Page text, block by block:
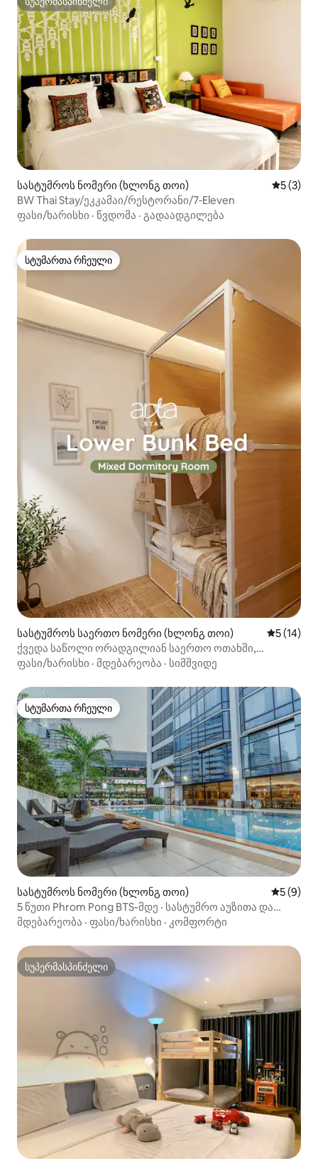
სუპერმასპინძელი
სასტუმროს ნომერი (ხლონგ თოი)
5 (3)
BW Thai Stay/ეკკამაი/რესტორანი/7‑Eleven
ფასი/ხარისხი · წვდომა · გადაადგილება
სტუმართა რჩეული
სტუმართა რჩეული
სასტუმროს საერთო ნომერი (ხლონგ თოი) საშუალო
5 (14)
ქვედა საწოლი ორადგილიან საერთო ოთახში,
BTS Ekkamai
ფასი/ხარისხი · მდებარეობა · სიმშვიდე
სტუმართა რჩეული
სტუმართა რჩეული
სასტუმროს ნომერი (ხლონგ თოი) საშუალო
5 (9)
5 წუთი Phrom Pong BTS-მდე · სასტუმრო აუზითა და
სპორტდარბაზით
მდებარეობა · ფასი/ხარისხი · კომფორტი
სუპერმასპინძელი
სუპერმასპინძელი